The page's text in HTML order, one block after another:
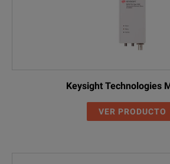
Keysight Technologies
VER PRODUCTO